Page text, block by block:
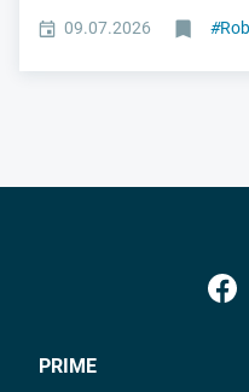
09.07.2026 #
PRIME